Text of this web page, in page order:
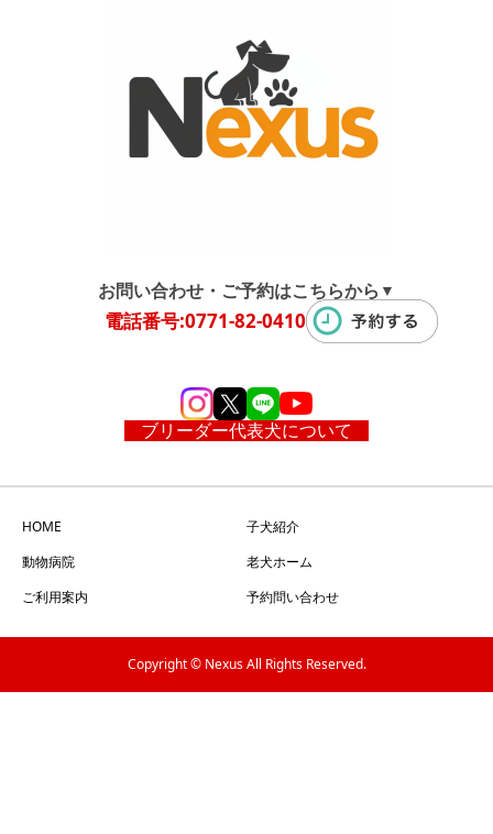
お問い合わせ・ご予約はこちらから ▼
電話番号:0771-82-0410
ブリーダー代表犬について
HOME
子犬紹介
動物病院
老犬ホーム
ご利用案内
予約問い合わせ
Copyright © Nexus All Rights Reserved.